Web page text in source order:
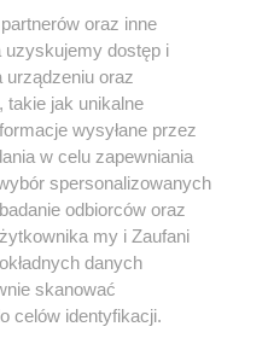
na parapecie.
do twojego
oraz inne
uzyskujemy dostęp i
urządzeniu oraz
takie jak unikalne
wysyłane przez
w celu zapewniania
spersonalizowanych
odbiorców oraz
my i Zaufani
danych
skanować
celów identyfikacji.